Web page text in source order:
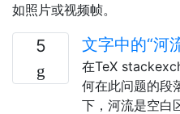
如照片或视频帧。
5 文字中的“河
在TeX
何在此问题的段
下，河流是空白